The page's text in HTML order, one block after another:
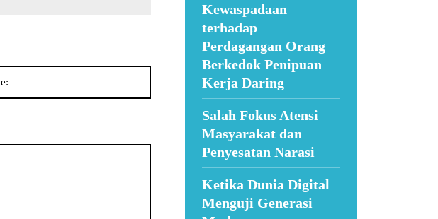
Kewaspadaan
terhadap
Perdagangan Orang
Berkedok Penipuan
Kerja Daring
Salah Fokus Atensi
Masyarakat dan
Penyesatan Narasi
Ketika Dunia Digital
Menguji Generasi